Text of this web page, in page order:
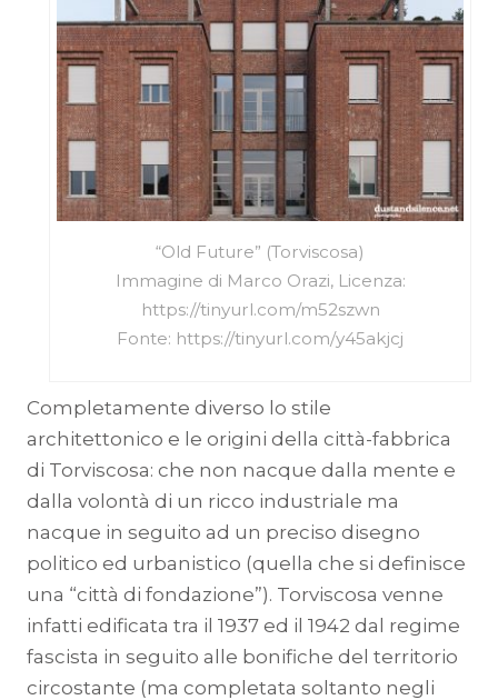
“Old Future” (Torviscosa)
Immagine di Marco Orazi, Licenza:
https://tinyurl.com/m52szwn
Fonte: https://tinyurl.com/y45akjcj
Completamente diverso lo stile
architettonico e le origini della città-fabbrica
di Torviscosa: che non nacque dalla mente e
dalla volontà di un ricco industriale ma
nacque in seguito ad un preciso disegno
politico ed urbanistico (quella che si definisce
una “città di fondazione”). Torviscosa venne
infatti edificata tra il 1937 ed il 1942 dal regime
fascista in seguito alle bonifiche del territorio
circostante (ma completata soltanto negli